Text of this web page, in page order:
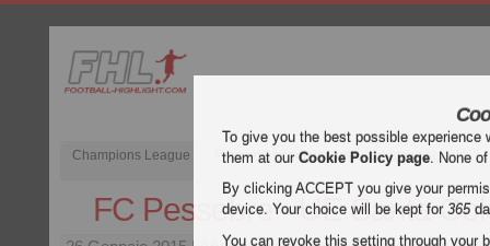
Champions League Premier League inglese Liga spagnola
FC Pessebre - UE Santa
To give you the best possible
them at ourCookie Policy page. None
By clicking ACCEPT you give your
device. Your choice will be kept for365
You can revoke this setting through your